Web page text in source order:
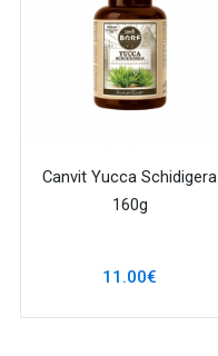
Canvit Yucca Schidigera
160g
11.00€